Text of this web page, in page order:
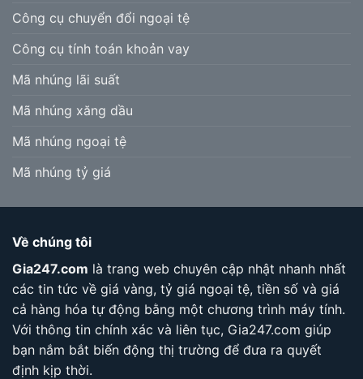
Công cụ chuyển đổi ngoại tệ
Công cụ tính toán khoản vay
Mã nhúng lãi suất
Mã nhúng xăng dầu
Mã nhúng ngoại tệ
Mã nhúng tỷ giá
Về chúng tôi
Gia247.com là trang web chuyên cập nhật nhanh nhất
các tin tức về giá vàng, tỷ giá ngoại tệ, tiền số và giá
cả hàng hóa tự động bằng một chương trình máy tính.
Với thông tin chính xác và liên tục, Gia247.com giúp
bạn nắm bắt biến động thị trường để đưa ra quyết
định kịp thời.